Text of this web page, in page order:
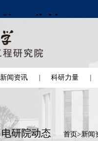
新闻资讯 科研力量
电研院动态 首页>新闻